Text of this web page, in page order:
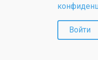
Войти